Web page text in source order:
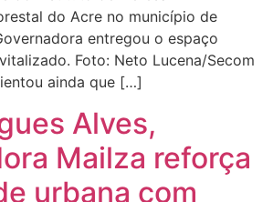
do Acre no município de
entregou o espaço
Foto: Neto Lucena/Secom
ainda que […]
Alves,
Mailza reforça
urbana com